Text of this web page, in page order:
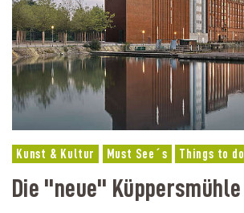
Kunst & Kultur Must See´s Things to do
Die "neue" Küppersmühle